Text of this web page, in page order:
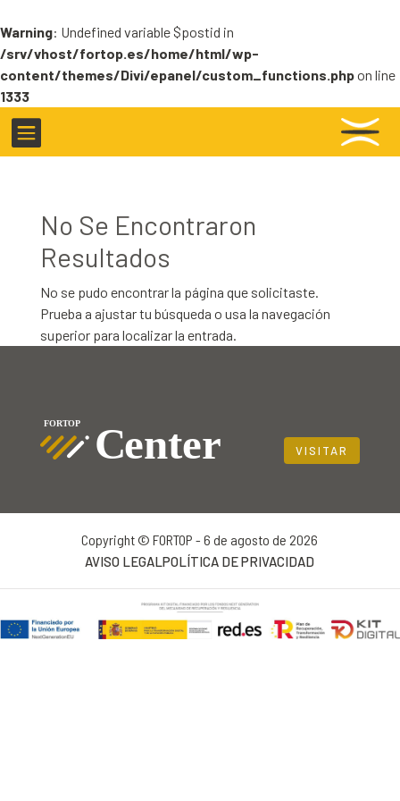
Warning: Undefined variable $postid in
/srv/vhost/fortop.es/home/html/wp-
content/themes/Divi/epanel/custom_functions.phpon line
1333

No Se Encontraron
Resultados
No se pudo encontrar la página que solicitaste.
Prueba a ajustar tu búsqueda o usa la navegación
superior para localizar la entrada.
VISITAR
Copyright © FORTOP - 6 de agosto de 2026
AVISO LEGALPOLÍTICA DE PRIVACIDAD